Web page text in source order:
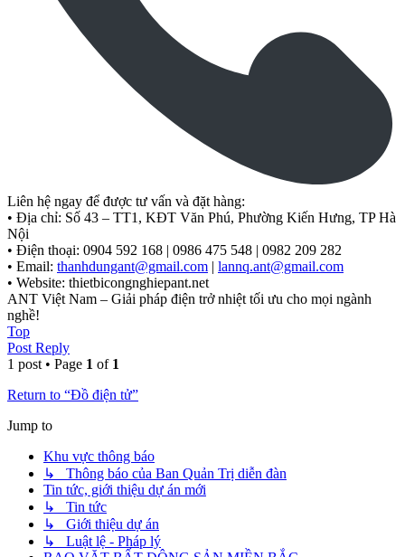
Liên hệ ngay để được tư vấn và đặt hàng:
• Địa chỉ: Số 43 – TT1, KĐT Văn Phú, Phường Kiến Hưng, TP Hà
Nội
• Điện thoại: 0904 592 168 | 0986 475 548 | 0982 209 282
• Email: thanhdungant@gmail.com | lannq.ant@gmail.com
• Website: thietbicongnghiepant.net
ANT Việt Nam – Giải pháp điện trở nhiệt tối ưu cho mọi ngành
nghề!
Top
Post Reply
1 post • Page 1 of 1
Return to “Đồ điện tử”
Jump to
Khu vực thông báo
↳ Thông báo của Ban Quản Trị diễn đàn
Tin tức, giới thiệu dự án mới
↳ Tin tức
↳ Giới thiệu dự án
↳ Luật lệ - Pháp lý